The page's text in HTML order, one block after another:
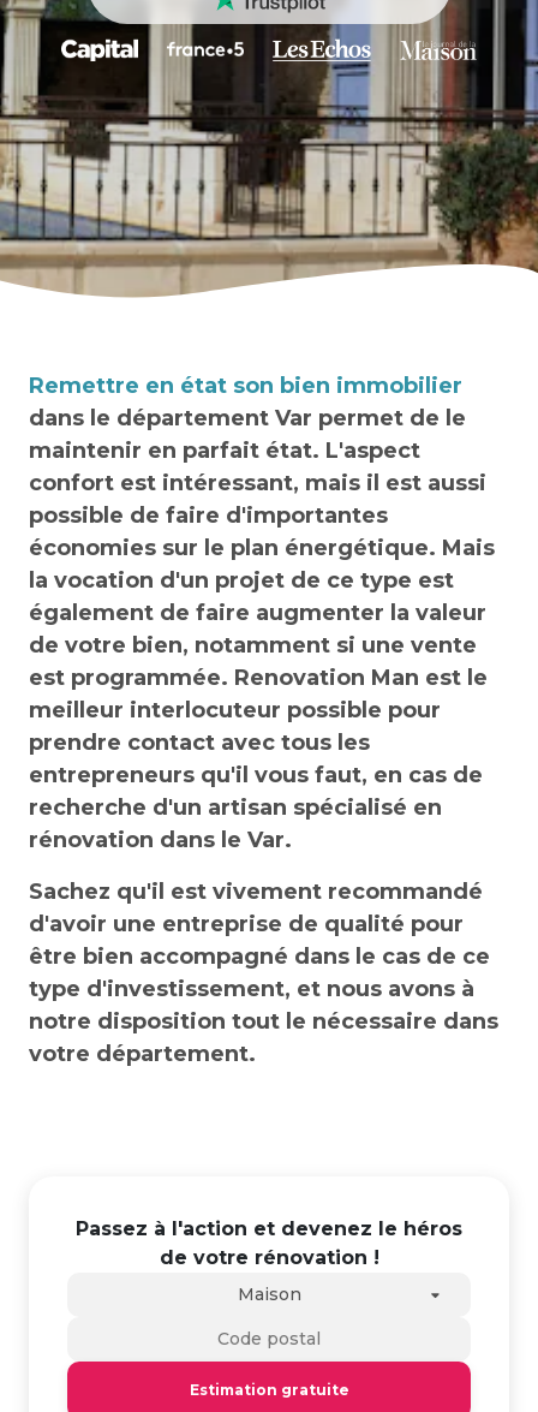
Remettre en état son bien immobilier
dans le département Var permet de le
maintenir en parfait état. L'aspect
confort est intéressant, mais il est aussi
possible de faire d'importantes
économies sur le plan énergétique. Mais
la vocation d'un projet de ce type est
également de faire augmenter la valeur
de votre bien, notamment si une vente
est programmée. Renovation Man est le
meilleur interlocuteur possible pour
prendre contact avec tous les
entrepreneurs qu'il vous faut, en cas de
recherche d'un artisan spécialisé en
rénovation dans le Var.
Sachez qu'il est vivement recommandé
d'avoir une entreprise de qualité pour
être bien accompagné dans le cas de ce
type d'investissement, et nous avons à
notre disposition tout le nécessaire dans
votre département.
Passez à l'action et devenez le héros
de votre rénovation !
Maison
Estimation gratuite